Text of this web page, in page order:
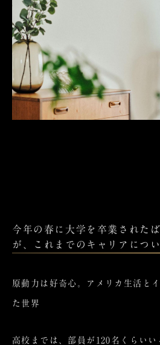
今年の春に大学を卒業された
が、これまでのキャリアにつ
原動力は好奇心。アメリカ生活と
た世界
高校までは、部員が120名くらい